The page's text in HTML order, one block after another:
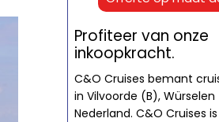
Profiteer van onze
inkoopkracht.
C&O Cruises bemant
in Vilvoorde (B),
Nederland. C&O Cruises